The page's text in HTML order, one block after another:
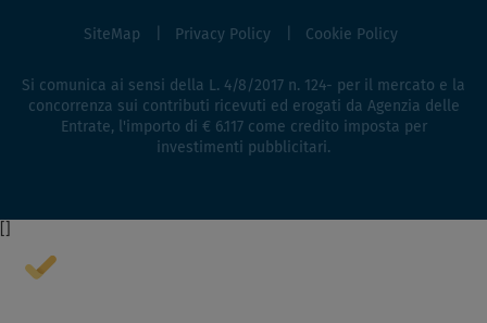
SiteMap Privacy Policy Cookie Policy
Si comunica ai sensi della L. 4/8/2017 n. 124- per il mercato e la
concorrenza sui contributi ricevuti ed erogati da Agenzia delle
Entrate, l'importo di € 6.117 come credito imposta per
investimenti pubblicitari.